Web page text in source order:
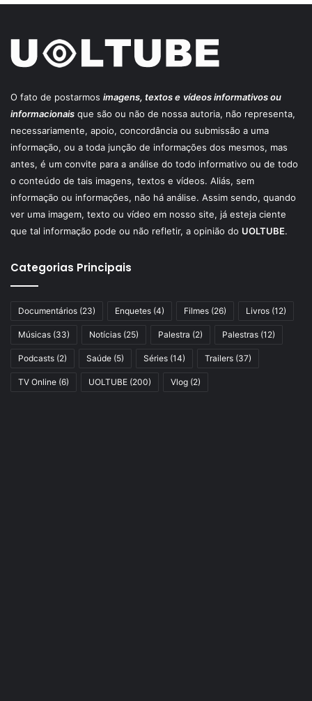
O fato de postarmos imagens, textos e vídeos informativos ou
informacionais que são ou não de nossa autoria, não representa,
necessariamente, apoio, concordância ou submissão a uma
informação, ou a toda junção de informações dos mesmos, mas
antes, é um convite para a análise do todo informativo ou de todo
o conteúdo de tais imagens, textos e vídeos. Aliás, sem
informação ou informações, não há análise. Assim sendo, quando
ver uma imagem, texto ou vídeo em nosso site, já esteja ciente
que tal informação pode ou não refletir, a opinião do UOLTUBE.
Categorias Principais
Documentários (23) Enquetes (4) Filmes (26) Livros (12)
Músicas (33) Notícias (25) Palestra (2) Palestras (12)
Podcasts (2) Saúde (5) Séries (14) Trailers (37)
TV Online (6) UOLTUBE (200) Vlog (2)